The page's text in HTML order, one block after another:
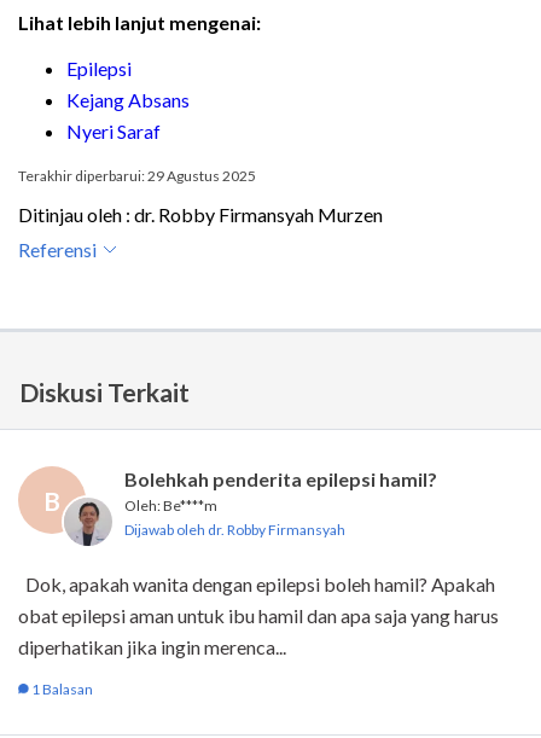
Lihat lebih lanjut mengenai:
Epilepsi
Kejang Absans
Nyeri Saraf
Terakhir diperbarui: 29 Agustus 2025